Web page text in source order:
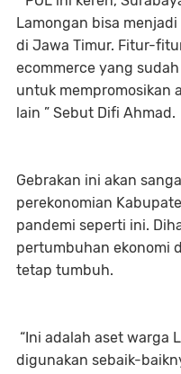
Lamongan bisa
di Jawa Timur. Fitur-
ecommerce yang
untuk mempromosikan
lain ” Sebut Difi Ahmad.
Gebrakan ini akan
perekonomian
pandemi seperti ini.
pertumbuhan ekonomi
tetap tumbuh.
“Ini adalah aset warga
digunakan sebaik-